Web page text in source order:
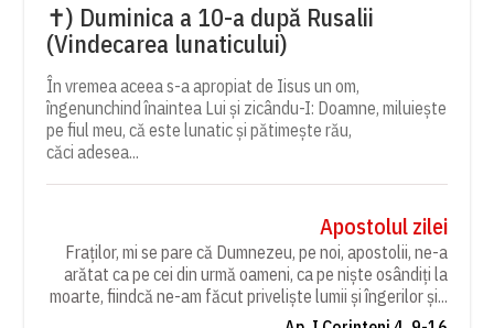
✝) Duminica a 10-a după Rusalii
(Vindecarea lunaticului)
În vremea aceea s-a apropiat de Iisus un om,
îngenunchind înaintea Lui și zicându-I: Doamne, miluiește
pe fiul meu, că este lunatic și pătimește rău,
căci adesea...
Apostolul zilei
Fraților, mi se pare că Dumnezeu, pe noi, apostolii, ne-a
arătat ca pe cei din urmă oameni, ca pe niște osândiți la
moarte, fiindcă ne-am făcut priveliște lumii și îngerilor și...